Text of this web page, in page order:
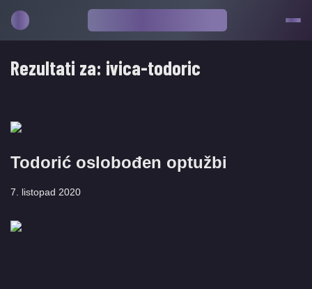
Rezultati za: ivica-todoric
Todorić oslobođen optužbi
7. listopad 2020